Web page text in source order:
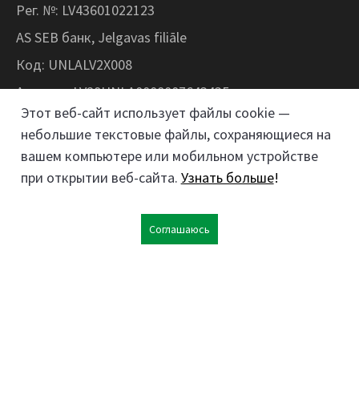
Рег. №: LV43601022123
AS SEB банк, Jelgavas filiāle
Код: UNLALV2X008
Аккаунт: LV28UNLA0008007643435
Kokaudzētavas iela 1, Zaļenieki, Zaļenieku
pagasts, Jelgavas novads, LV- 3011, Latvija
Этот веб-сайт использует файлы cookie —
небольшие текстовые файлы, сохраняющиеся на
вашем компьютере или мобильном устройстве
при открытии веб-сайта. Узнать больше!
Соглашаюсь